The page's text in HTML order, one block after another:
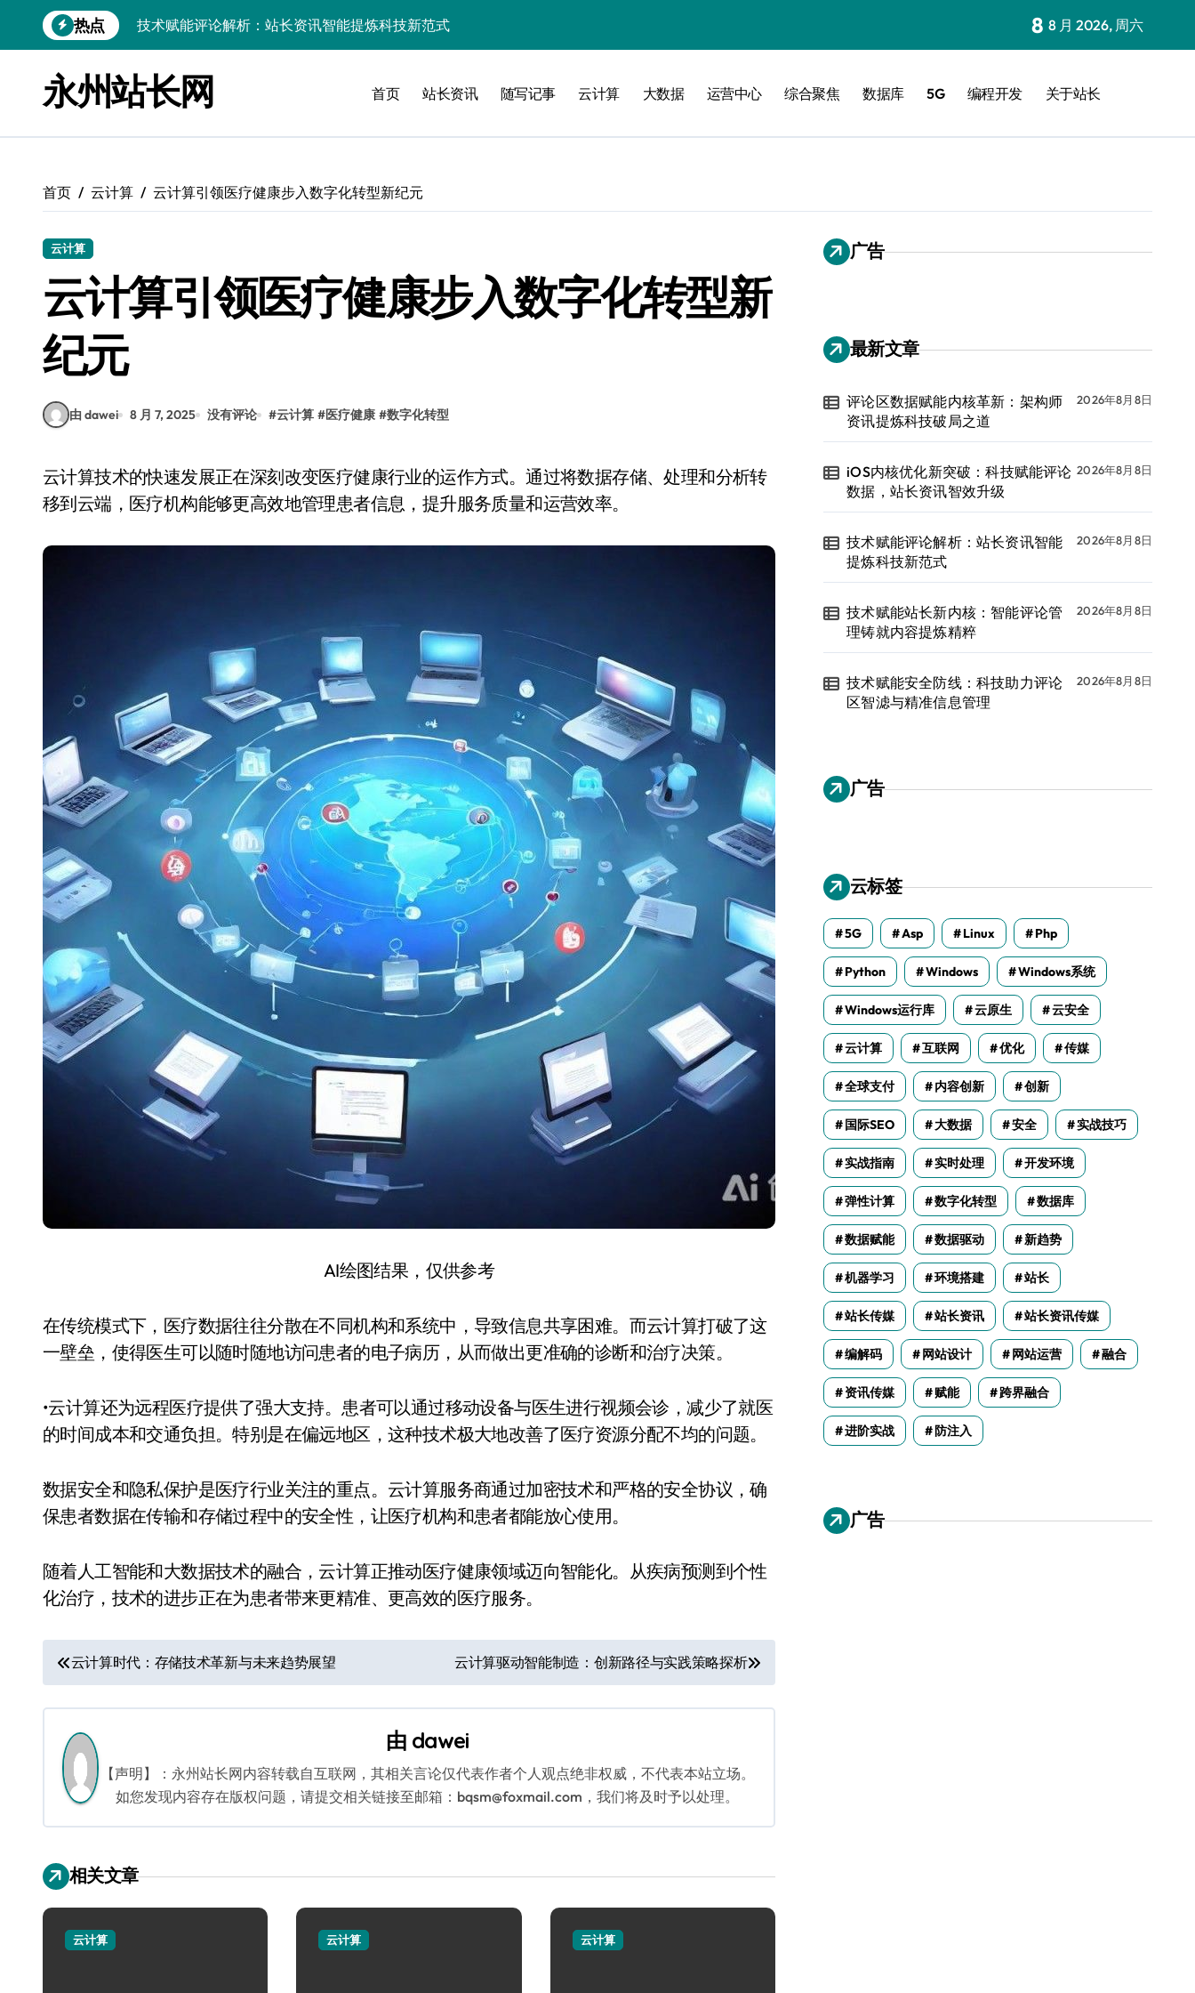
到
热点
技术赋能评论解析：站长资讯智能提炼科技新范式
技术赋能安全防线：科技助力评论区智滤与精准信息管理
PHP技术赋能：评论内核双驱解锁站长资讯提炼新科技
技术洞察新视角：穿透评论迷雾，站长资讯深度核心解析
云智融合新引擎：技术跨界赋能客户服务成本革新
评论区数据赋能内核革新：架构师资讯提炼科技破局之道
8 8 月 2026, 周六
永州站长网 首页 站长资讯 随写记事 云计算 大数据 运营中心 综合聚焦 数据库 5G 编程开发 关于站长
首页 云计算 云计算引领医疗健康步入数字化转型新纪元
云计算
云计算引领医疗健康步入数字化转型新
纪元
由 dawei 8 月 7, 2025 没有评论 #云计算 #医疗健康 #数字化转型
云计算技术的快速发展正在深刻改变医疗健康行业的运作方式。通过将数据存储、处理和分析转
移到云端，医疗机构能够更高效地管理患者信息，提升服务质量和运营效率。
AI绘图结果，仅供参考
在传统模式下，医疗数据往往分散在不同机构和系统中，导致信息共享困难。而云计算打破了这
一壁垒，使得医生可以随时随地访问患者的电子病历，从而做出更准确的诊断和治疗决策。
•云计算还为远程医疗提供了强大支持。患者可以通过移动设备与医生进行视频会诊，减少了就医
的时间成本和交通负担。特别是在偏远地区，这种技术极大地改善了医疗资源分配不均的问题。
数据安全和隐私保护是医疗行业关注的重点。云计算服务商通过加密技术和严格的安全协议，确
保患者数据在传输和存储过程中的安全性，让医疗机构和患者都能放心使用。
随着人工智能和大数据技术的融合，云计算正推动医疗健康领域迈向智能化。从疾病预测到个性
化治疗，技术的进步正在为患者带来更精准、更高效的医疗服务。
文
章
导
航
云计算时代：存储技术革新与未来趋势展望 云计算驱动智能制造：创新路径与实践策略探析
由 dawei
【声明】：永州站长网内容转载自互联网，其相关言论仅代表作者个人观点绝非权威，不代表本站立场。
如您发现内容存在版权问题，请提交相关链接至邮箱：bqsm@foxmail.com，我们将及时予以处理。
相关文章
云计算 云计算 云计算
广告
最新文章
评论区数据赋能内核革新：架构师
资讯提炼科技破局之道
2026年8月8日
iOS内核优化新突破：科技赋能评论
数据，站长资讯智效升级
2026年8月8日
技术赋能评论解析：站长资讯智能
提炼科技新范式
2026年8月8日
技术赋能站长新内核：智能评论管
理铸就内容提炼精粹
2026年8月8日
技术赋能安全防线：科技助力评论
区智滤与精准信息管理
2026年8月8日
广告
云标签
5G Asp Linux Php
Python Windows Windows系统
Windows运行库 云原生 云安全
云计算 互联网 优化 传媒
全球支付 内容创新 创新
国际SEO 大数据 安全 实战技巧
实战指南 实时处理 开发环境
弹性计算 数字化转型 数据库
数据赋能 数据驱动 新趋势
机器学习 环境搭建 站长
站长传媒 站长资讯 站长资讯传媒
编解码 网站设计 网站运营 融合
资讯传媒 赋能 跨界融合
进阶实战 防注入
广告